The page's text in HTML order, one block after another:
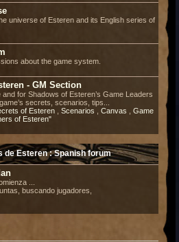
universe of Esteren and its English series of
about the game system.
- GM Section
for Shadows of Esteren’s Game Leaders
secrets, scenarios, tips...
of Esteren Scenarios Canvas
Game
of Esteren"
de Esteren : Spanish forum
...
buscando jugadores,